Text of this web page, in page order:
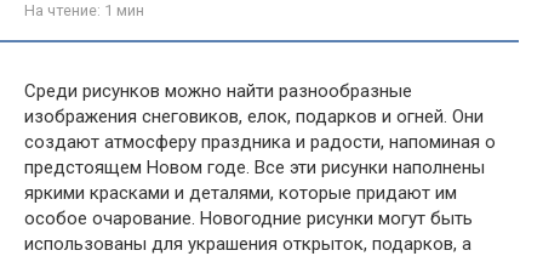
На чтение: 1 мин
Среди рисунков можно найти разнообразные
изображения снеговиков, елок, подарков и огней. Они
создают атмосферу праздника и радости, напоминая о
предстоящем Новом годе. Все эти рисунки наполнены
яркими красками и деталями, которые придают им
особое очарование. Новогодние рисунки могут быть
использованы для украшения открыток, подарков, а